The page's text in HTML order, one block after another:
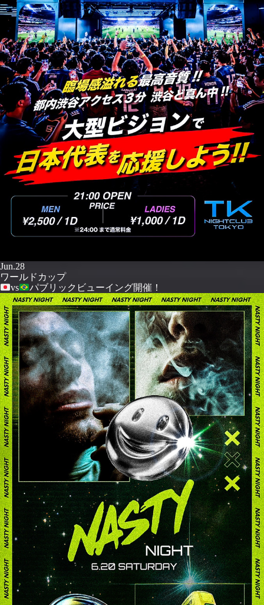
Jun.28
ワールドカップ
vs
パブリックビューイング開催！